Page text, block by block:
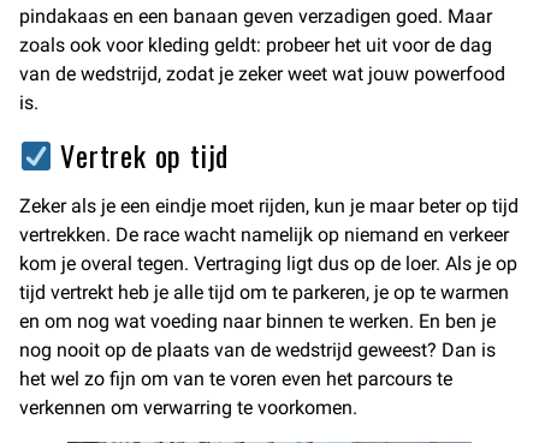
pindakaas en een banaan geven verzadigen goed. Maar
zoals ook voor kleding geldt: probeer het uit voor de dag
van de wedstrijd, zodat je zeker weet wat jouw powerfood
is.
Vertrek op tijd
Zeker als je een eindje moet rijden, kun je maar beter op tijd
vertrekken. De race wacht namelijk op niemand en verkeer
kom je overal tegen. Vertraging ligt dus op de loer. Als je op
tijd vertrekt heb je alle tijd om te parkeren, je op te warmen
en om nog wat voeding naar binnen te werken. En ben je
nog nooit op de plaats van de wedstrijd geweest? Dan is
het wel zo fijn om van te voren even het parcours te
verkennen om verwarring te voorkomen.